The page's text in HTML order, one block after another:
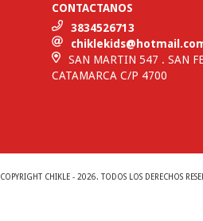
CONTACTANOS
3834526713
SAN MARTIN 547 . SAN
CATAMARCA C/P 4700
COPYRIGHT CHIKLE - 2026. TODOS LOS DERECHOS